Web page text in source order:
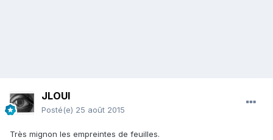
JLOUI
Posté(e) 25 août 2015
Très mignon les empreintes de feuilles.